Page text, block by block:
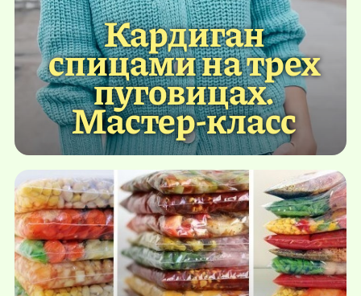
Кардиган
спицами на трех
пуговицах.
Мастер-класс